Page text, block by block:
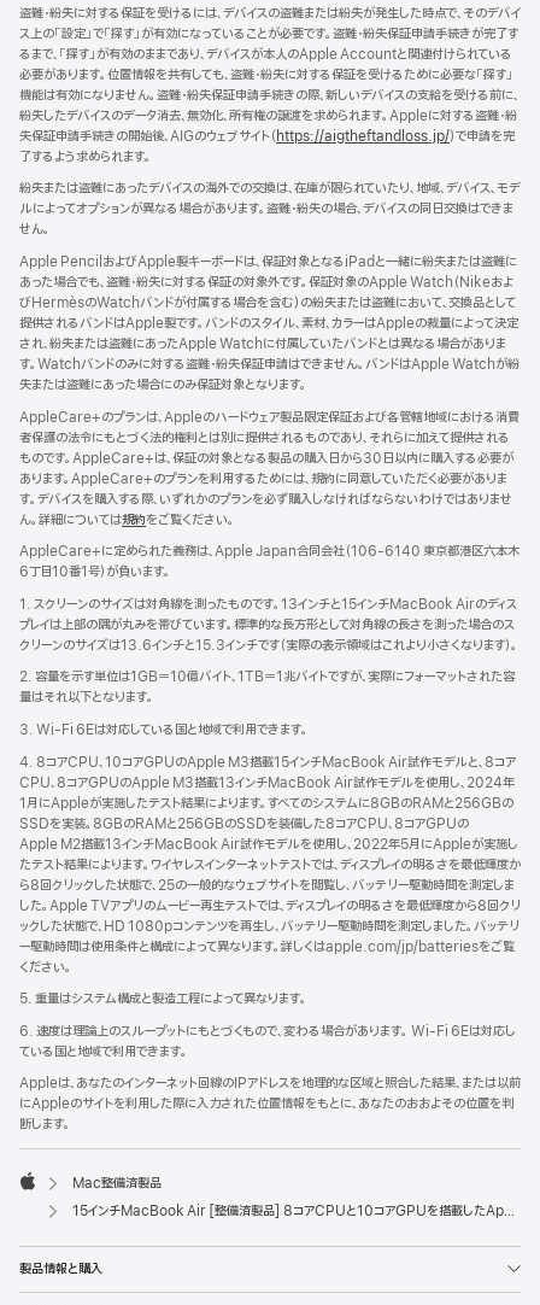
き
ま
す）
ウ
で
開
き
ま
す）
盗難・紛失に対する保証を受けるには、デバイスの盗難または紛失が発生した時点で、そのデバイ
ス上の「設定」で「探す」が有効になっていることが必要です。盗難・紛失保証申請手続きが完了す
るまで、「探す」が有効のままであり、デバイスが本人のApple Accountと関連付けられている
必要があります。位置情報を共有しても、盗難・紛失に対する保証を受けるために必要な「探す」
機能は有効になりません。盗難・紛失保証申請手続きの際、新しいデバイスの支給を受ける前に、
紛失したデバイスのデータ消去、無効化、所有権の譲渡を求められます。Appleに対する盗難・紛
失保証申請手続きの開始後、AIGのウェブサイト（https://aigtheftandloss.jp/）で申請を完
了するよう求められます。
紛失または盗難にあったデバイスの海外での交換は、在庫が限られていたり、地域、デバイス、モデ
ルによってオプションが異なる場合があります。盗難・紛失の場合、デバイスの同日交換はできま
せん。
Apple PencilおよびApple製キーボードは、保証対象となるiPadと一緒に紛失または盗難に
あった場合でも、盗難・紛失に対する保証の対象外です。保証対象のApple Watch（Nikeおよ
びHermèsのWatchバンドが付属する場合を含む）の紛失または盗難において、交換品として
提供されるバンドはApple製です。バンドのスタイル、素材、カラーはAppleの裁量によって決定
され、紛失または盗難にあったApple Watchに付属していたバンドとは異なる場合がありま
す。Watchバンドのみに対する盗難・紛失保証申請はできません。バンドはApple Watchが紛
失または盗難にあった場合にのみ保証対象となります。
AppleCare+のプランは、Appleのハードウェア製品限定保証および各管轄地域における消費
者保護の法令にもとづく法的権利とは別に提供されるものであり、それらに加えて提供される
ものです。AppleCare+は、保証の対象となる製品の購入日から30日以内に購入する必要が
あります。AppleCare+のプランを利用するためには、規約に同意していただく必要がありま
す。デバイスを購入する際、いずれかのプランを必ず購入しなければならないわけではありませ
ん。詳細については規約（新
ウ
イ
ン
ド
ウ
開
き
ま
をご覧ください。
AppleCare+に定められた義務は、Apple Japan合同会社（106-6140 東京都港区六本木
6丁目10番1号）が負いま す 。
1. スクリーンのサイズは対角線を測ったものです。13インチと15インチMacBook Airのディス
プレイは上部の隅が丸みを帯びています。標準的な長方形として対角線の長さを測った場合のス
クリーンのサイズは13.6インチと15.3インチです（実際の表示領域はこれより小さくなります）。
2. 容量を示す単位は1GB＝10億バイト、1TB＝1兆バイトですが、実際にフォーマットされた容
量はそれ以下となります。
3. Wi-Fi 6Eは対応している国と地域で利用できます。
4. 8コアCPU、10コアGPUのApple M3搭載15インチMacBook Air試作モデルと、8コア
CPU、8コアGPUのApple M3搭載13インチMacBook Air試作モデルを使用し、2024年
1月にAppleが実施したテスト結果によります。すべてのシステムに8GBのRAMと256GBの
SSDを実装。8GBのRAMと256GBのSSDを装備した8コアCPU、8コアGPUの
Apple M2搭載13インチMacBook Air試作モデルを使用し、2022年5月にAppleが実施し
たテスト結果によります。ワイヤレスインターネットテストでは、ディスプレイの明るさを最低輝度か
ら8回クリックした状態で、25の一般的なウェブサイトを閲覧し、バッテリー駆動時間を測定しま
した。Apple TVアプリのムービー再生テストでは、ディスプレイの明るさを最低輝度から8回クリ
ックした状態で、HD 1080pコンテンツを再生し、バッテリー駆動時間を測定しました。バッテリ
ー駆動時間は使用条件と構成によって異なります。詳しくはapple.com/jp/batteriesをご覧
ください。
5. 重量はシステム構成と製造工程によって異なります。
6. 速度は理論上のスループットにもとづくもので、変わる場合があります。 Wi-Fi 6Eは対応し
ている国と地域で利用できます。
Appleは、あなたのインターネット回線のIPアドレスを地理的な区域と照合した結果、または以前
にAppleのサイトを利用した際に入力された位置情報をもとに、あなたのおおよその位置を判
断します。
Apple
Mac整備済製品
15インチMacBook Air [整備済製品] 8コアCPUと10コアGPUを搭載したApple M3チップ - スターライト
製品情報と購入